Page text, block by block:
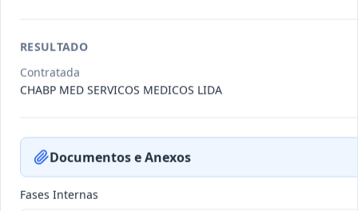
010-
2023
Termo
Constitui o objeto do presente
Situação: Encerrado Data:03/08/2026 Ver detalhes
RESULTADO
Contratada
CHABP MED SERVICOS MEDICOS LIDA
Documentos e Anexos
Fases Internas